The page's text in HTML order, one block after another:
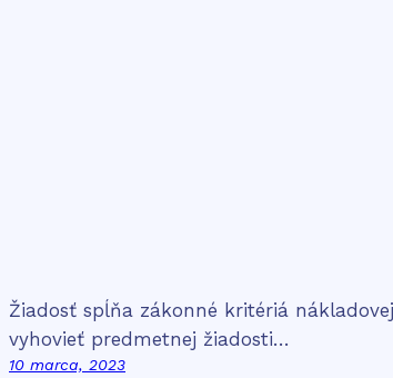
Žiadosť spĺňa zákonné kritériá
vyhovieť predmetnej žiadosti…
10 marca, 2023